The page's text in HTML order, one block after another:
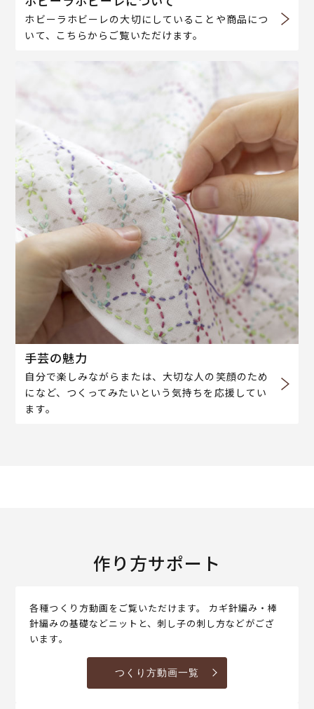
ホビーラホビーレの大切にしていることや商品につ
いて、こちらからご覧いただけます。
手芸の魅力
自分で楽しみながらまたは、大切な人の笑顔のため
になど、つくってみたいという気持ちを応援してい
ます。
作り方サポート
各種つくり方動画をご覧いただけます。 カギ針編み・棒
針編みの基礎などニットと、刺し子の刺し方などがござ
います。
つくり方動画一覧